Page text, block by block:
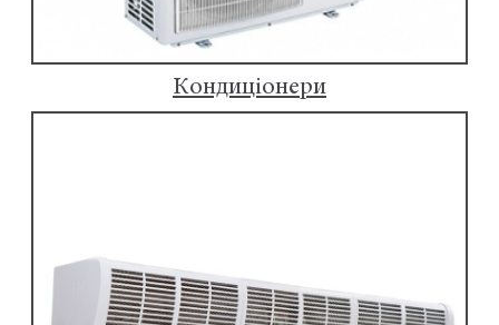
Кондиціонери